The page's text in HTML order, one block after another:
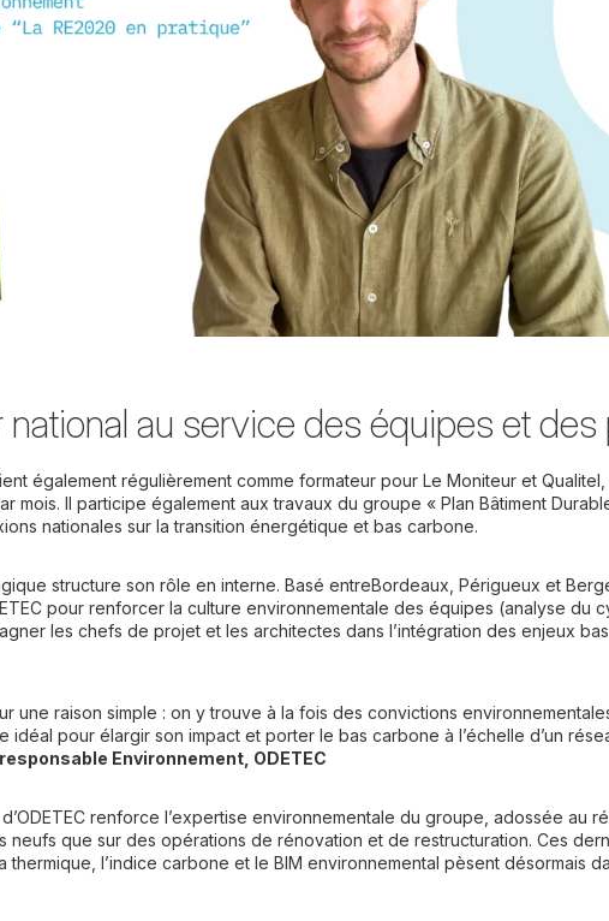
national au service des équipes et des
également régulièrement comme formateur pour Le Moniteur et
mois. Il participe également aux travaux du groupe « Plan Bâtiment
nationales sur la transition énergétique et bas carbone.
structure son rôle en interne. Basé entreBordeaux, Périgueux et
pour renforcer la culture environnementale des équipes (analyse du
les chefs de projet et les architectes dans l’intégration des enjeux
une raison simple : on y trouve à la fois des convictions
idéal pour élargir son impact et porter le bas carbone à l’échelle d’un
Environnement, ODETEC
renforce l’expertise environnementale du groupe, adossée au
neufs que sur des opérations de rénovation et de restructuration. Ces
thermique, l’indice carbone et le BIM environnemental pèsent désormais